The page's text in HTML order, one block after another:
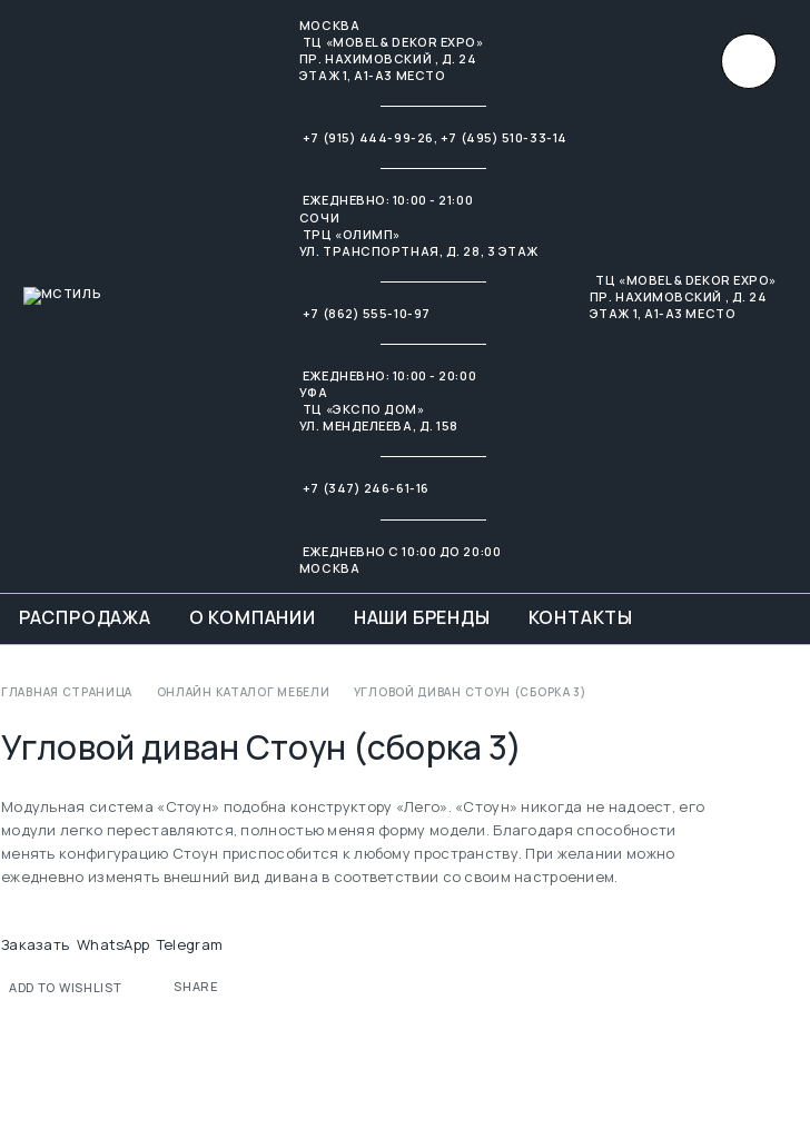
МОСКВА
ТЦ «MOBEL & DEKOR EXPO»
ПР. НАХИМОВСКИЙ , Д. 24
ЭТАЖ 1, А1-А3 МЕСТО
+7 (915) 444-99-26, +7 (495) 510-33-14
ЕЖЕДНЕВНО: 10:00 - 21:00
СОЧИ
ТРЦ «ОЛИМП»
УЛ. ТРАНСПОРТНАЯ, Д. 28, 3 ЭТАЖ
+7 (862) 555-10-97
ЕЖЕДНЕВНО: 10:00 - 20:00
УФА
ТЦ «ЭКСПО ДОМ»
УЛ. МЕНДЕЛЕЕВА, Д. 158
+7 (347) 246-61-16
ЕЖЕДНЕВНО С 10:00 ДО 20:00
МОСКВА
ТЦ «MOBEL & DEKOR EXPO»
ПР. НАХИМОВСКИЙ , Д. 24
ЭТАЖ 1, А1-А3 МЕСТО
РАСПРОДАЖА О КОМПАНИИ НАШИ БРЕНДЫ КОНТАКТЫ
ГЛАВНАЯ СТРАНИЦА ОНЛАЙН КАТАЛОГ МЕБЕЛИ УГЛОВОЙ ДИВАН СТОУН (СБОРКА 3)
Угловой диван Стоун (сборка 3)
Модульная система «Стоун» подобна конструктору «Лего». «Стоун» никогда не надоест, его
модули легко переставляются, полностью меняя форму модели. Благодаря способности
менять конфигурацию Стоун приспособится к любому пространству. При желании можно
ежедневно изменять внешний вид дивана в соответствии со своим настроением.
Заказать WhatsApp Telegram
ADD TO WISHLIST SHARE